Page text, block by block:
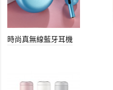
時尚真無線藍牙耳機